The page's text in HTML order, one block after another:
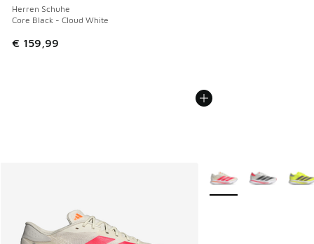
Herren Schuhe
Core Black - Cloud White
€ 159,99
Weitere Farben